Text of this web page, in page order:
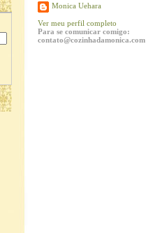
Monica Uehara
Ver meu perfil completo
Para se comunicar comigo:
contato@cozinhadamonica.com